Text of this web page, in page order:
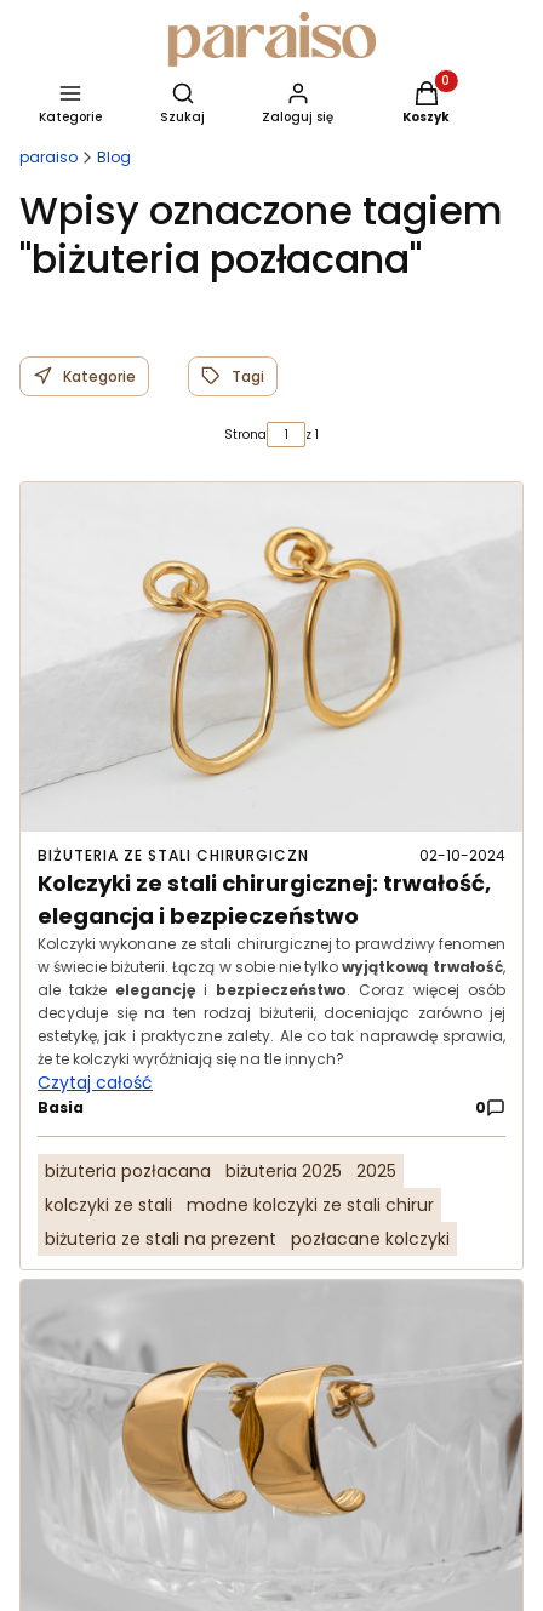
Kategorie
Otwórz wyszukiwarkę
Szukaj Zaloguj się
Produkty w
Koszyk
paraiso Blog
Wpisy oznaczone tagiem
"biżuteria pozłacana"
Kategorie Tagi
Strona z 1
BIŻUTERIA ZE STALI CHIRURGICZN 02-10-2024
Kolczyki ze stali chirurgicznej: trwałość,
elegancja i bezpieczeństwo
Kolczyki wykonane ze stali chirurgicznej to prawdziwy fenomen
w świecie biżuterii. Łączą w sobie nie tylkowyjątkową trwałość,
ale także elegancję i bezpieczeństwo. Coraz więcej osób
decyduje się na ten rodzaj biżuterii, doceniając zarówno jej
estetykę, jak i praktyczne zalety. Ale co tak naprawdę sprawia,
że te kolczyki wyróżniają się na tle innych?
Czytaj całość
Basia 0
biżuteria pozłacana biżuteria 2025
2025
kolczyki ze stali
modne kolczyki ze stali chirur
biżuteria ze stali na prezent
pozłacane kolczyki